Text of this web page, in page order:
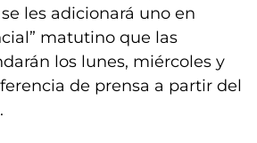
les adicionará uno en
matutino que las
los lunes, miércoles y
de prensa a partir del